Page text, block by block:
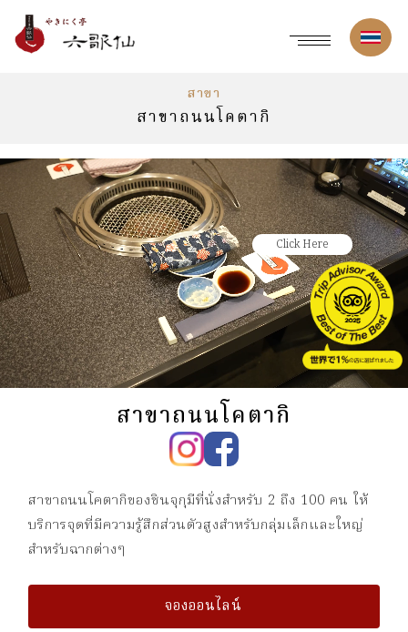
สาขา
สาขาถนนโคตากิ
Click Here
สาขาถนนโคตากิ
สาขาถนนโคตากิของชินจุกุมีที่นั่งสำหรับ 2 ถึง 100 คน ให้
บริการจุดที่มีความรู้สึกส่วนตัวสูงสำหรับกลุ่มเล็กและใหญ่
สำหรับฉากต่างๆ
จองออนไลน์